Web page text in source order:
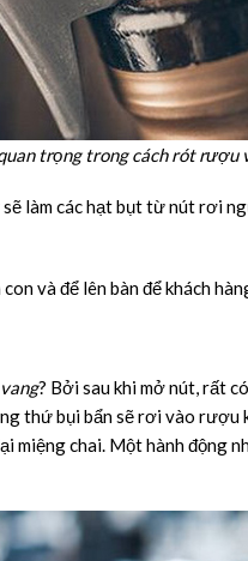
trọng trong cách rót rượu
làm các hạt bụt từ nút rơi
và để lên bàn để khách
? Bởi sau khi mở nút, rất
thứ bụi bẩn sẽ rơi vào rượu
miệng chai. Một hành động